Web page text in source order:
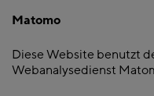
Matomo
Diese Website benutzt
Webanalysedienst